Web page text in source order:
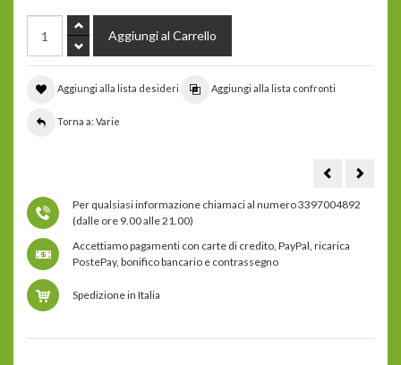
Aggiungi alla lista desideri Aggiungi alla lista confronti
Torna a: Varie
d'orzo
polvere
Per qualsiasi informazione chiamaci al numero 3397004892
(dalle ore 9.00 alle 21.00)
Accettiamo pagamenti con carte di credito, PayPal, ricarica
PostePay, bonifico bancario e contrassegno
Spedizione in Italia